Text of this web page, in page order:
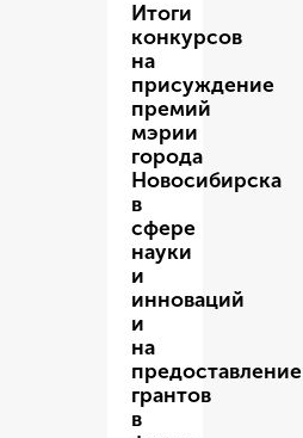
Итоги
конкурсов
на
присуждение
премий
мэрии
города
Новосибирска
в
сфере
науки
и
инноваций
и
на
предоставление
грантов
в